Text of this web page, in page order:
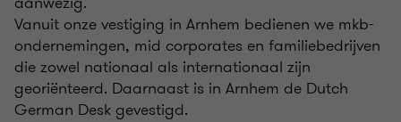
Vanuit onze vestiging in Arnhem bedienen we mkb-
ondernemingen, mid corporates en familiebedrijven
die zowel nationaal als internationaal zijn
georiënteerd. Daarnaast is in Arnhem de Dutch
German Desk gevestigd.